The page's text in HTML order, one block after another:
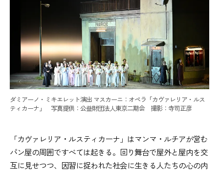
ダミアーノ・ミキエレット演出 マスカーニ：オペラ「カヴァレリア・ルス
ティカーナ」 写真提供：公益財団法人東京二期会 撮影：寺司正彦
「カヴァレリア・ルスティカーナ」はマンマ・ルチアが営む
パン屋の周囲ですべては起きる。回り舞台で屋外と屋内を交
互に見せつつ、因習に捉われた社会に生きる人たちの心の内